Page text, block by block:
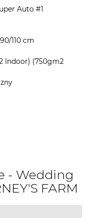
Auto #1
110 cm
Indoor) (750gm2
- Wedding
FARM